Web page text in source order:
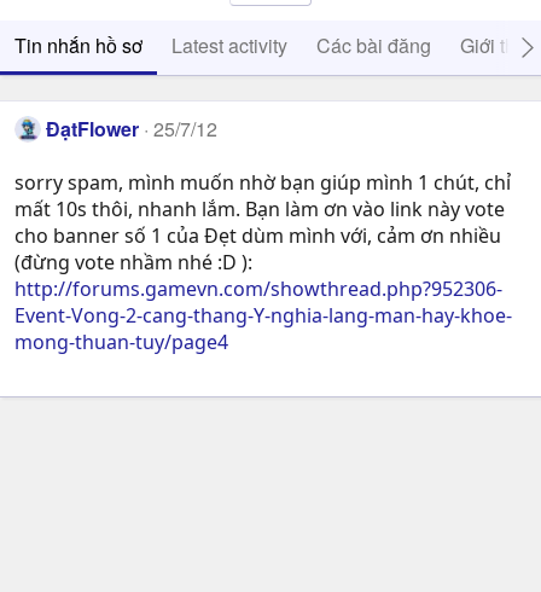
Tin nhắn hồ sơ Latest activity Các bài đăng Giới thiệu
ĐạtFlower 25/7/12
sorry spam, mình muốn nhờ bạn giúp mình 1 chút, chỉ
mất 10s thôi, nhanh lắm. Bạn làm ơn vào link này vote
cho banner số 1 của Đẹt dùm mình với, cảm ơn nhiều
(đừng vote nhầm nhé :D ):
http://forums.gamevn.com/showthread.php?952306-
Event-Vong-2-cang-thang-Y-nghia-lang-man-hay-khoe-
mong-thuan-tuy/page4